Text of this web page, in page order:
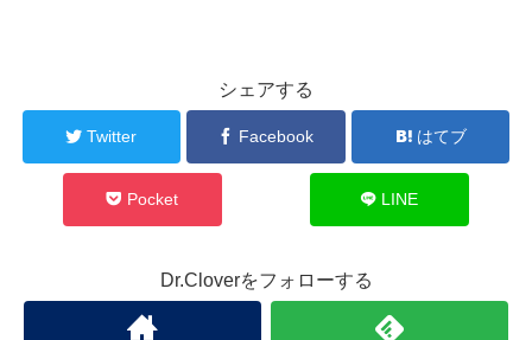
シェアする
Twitter Facebook はてブ
Pocket LINE
Dr.Cloverをフォローする